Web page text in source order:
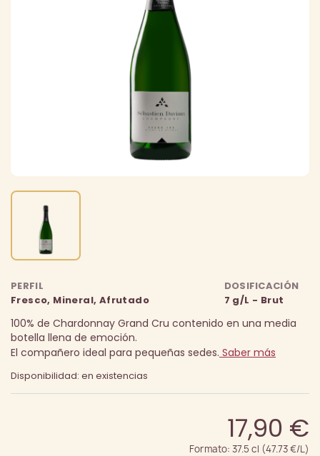
PERFIL
Fresco, Mineral, Afrutado
DOSIFICACIÓN
7 g/L - Brut
100% de Chardonnay Grand Cru contenido en una media
botella llena de emoción.
El compañero ideal para pequeñas sedes. Saber más
Disponibilidad: en existencias
17,90 €
Formato: 37.5 cl (47.73 €/L)